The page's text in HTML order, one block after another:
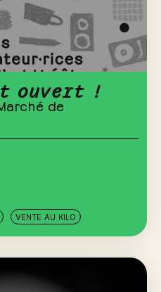
ouvert !
de
VENTE AU KILO